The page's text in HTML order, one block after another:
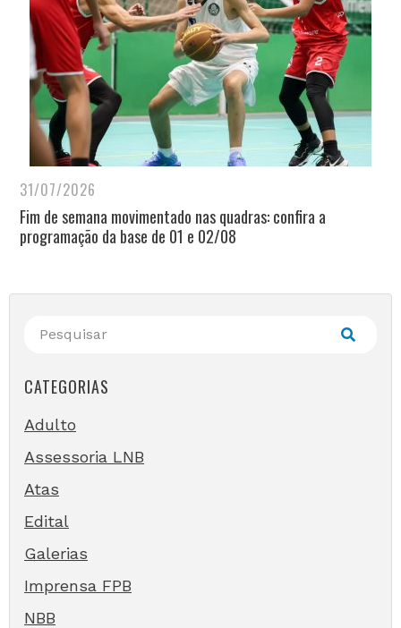
31/07/2026
Fim de semana movimentado nas quadras: confira a
programação da base de 01 e 02/08
CATEGORIAS
Adulto
Assessoria LNB
Atas
Edital
Galerias
Imprensa FPB
NBB